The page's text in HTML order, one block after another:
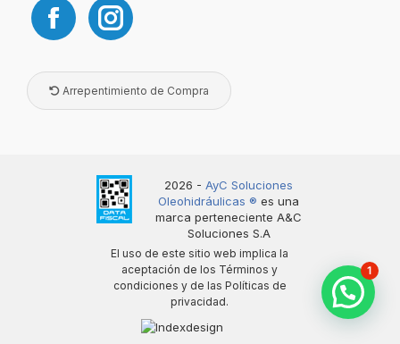
Arrepentimiento de Compra
2026 -AyC Soluciones
Oleohidráulicas ®️ es una
marca perteneciente A&C
Soluciones S.A
El uso de este sitio web implica la
aceptación de los Términos y
condiciones y de las Políticas de
privacidad.
1